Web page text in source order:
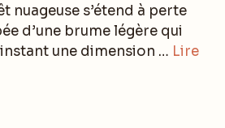
nuageuse s’étend à perte
d’une brume légère qui
une dimension … Lire